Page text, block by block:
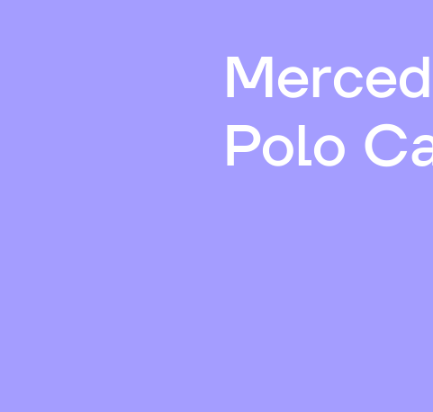
Polo